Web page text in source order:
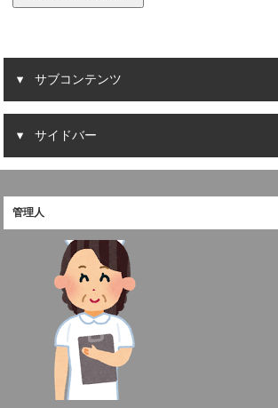
サブコンテンツ
サイドバー
管理人